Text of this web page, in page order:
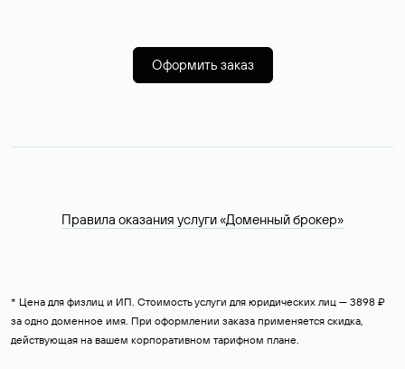
Оформить заказ
Правила оказания услуги «Доменный брокер»
* Цена для физлиц и ИП. Стоимость услуги для юридических лиц — 3898 ₽
за одно доменное имя. При оформлении заказа применяется скидка,
действующая на вашем корпоративном тарифном плане.